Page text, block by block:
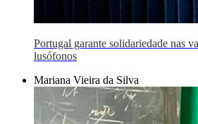
Portugal garante solidariedade nas
lusófonos
Mariana Vieira da Silva